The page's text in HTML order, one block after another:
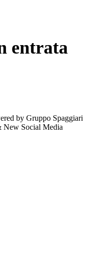
entrata
by Gruppo Spaggiari
New Social Media